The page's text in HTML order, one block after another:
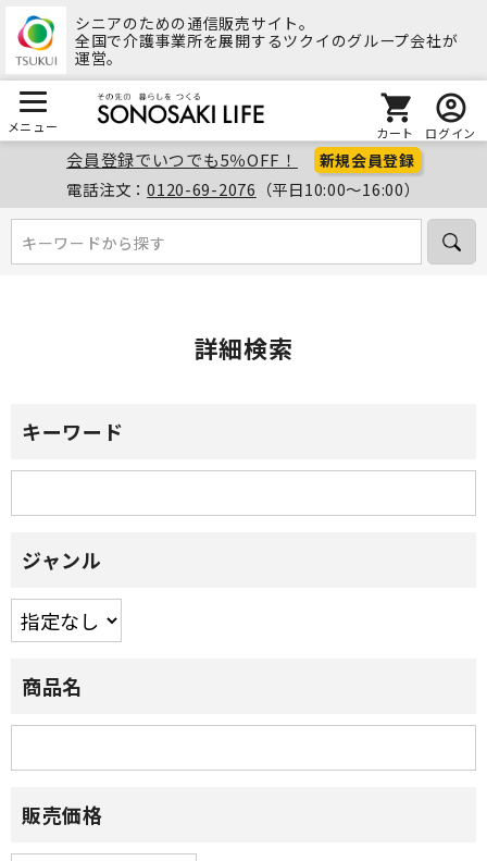
シニアのための通信販売サイト。
全国で介護事業所を展開するツクイのグループ会社が
運営。
メニュー カート ログイン
会員登録でいつでも5％OFF！ 新規会員登録
電話注文：0120-69-2076 （平日10:00～16:00）
キーワードから探す
キーワードから探す
詳細検索
キーワード
ジャンル
商品名
販売価格